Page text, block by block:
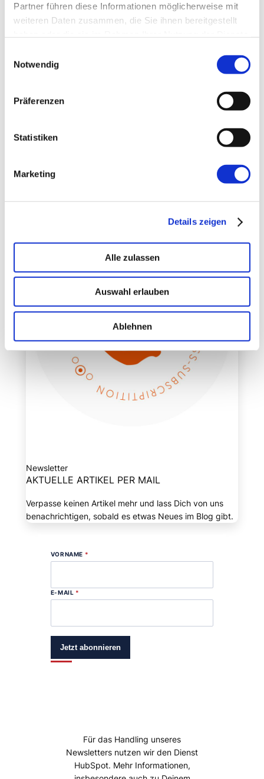
Partner führen diese Informationen möglicherweise mit
weiteren Daten zusammen, die Sie ihnen bereitgestellt
Notwendig
Präferenzen
Statistiken
Marketing
Details zeigen
Alle zulassen
Auswahl erlauben
Ablehnen
Website
Mentale Modelle für bessere
Zusammenarbeit
Newsletter
AKTUELLE ARTIKEL PER MAIL
Verpasse keinen Artikel mehr und lass Dich von uns
benachrichtigen, sobald es etwas Neues im Blog gibt.
VORNAME *
E-MAIL *
Jetzt abonnieren
Für das Handling unseres
Newsletters nutzen wir den Dienst
HubSpot. Mehr Informationen,